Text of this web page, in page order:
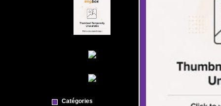
Catégories